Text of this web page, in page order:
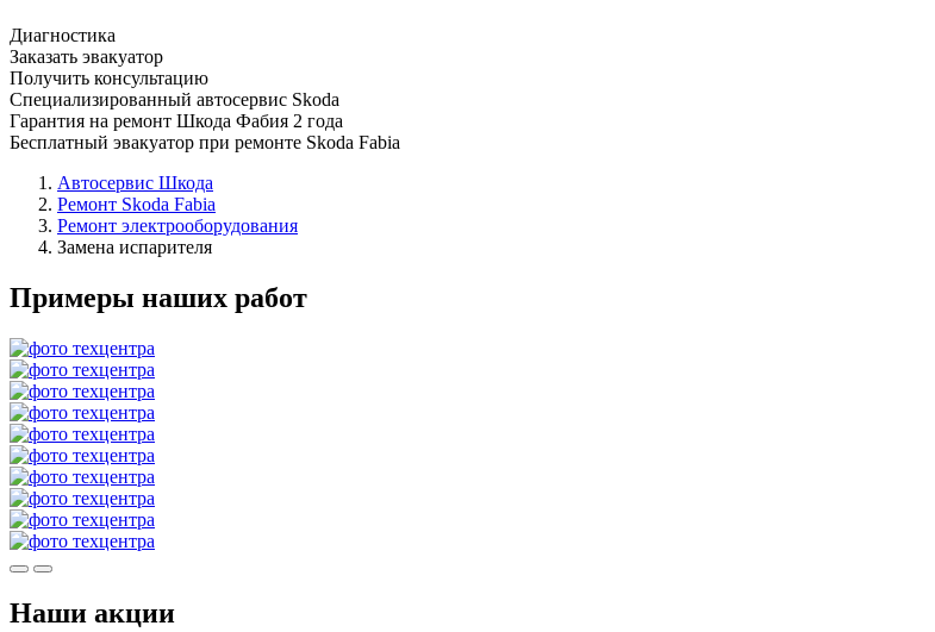
Диагностика
Заказать эвакуатор
Получить консультацию
Специализированный автосервис Skoda
Гарантия на ремонт Шкода Фабия 2 года
Бесплатный эвакуатор при ремонте Skoda Fabia
Автосервис Шкода
Ремонт Skoda Fabia
Ремонт электрооборудования
Замена испарителя
Примеры наших работ
Наши акции